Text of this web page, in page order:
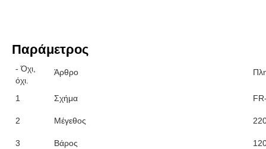
Παράμετρος
- Όχι,
όχι.
Άρθρο
1 Σχήμα
2 Μέγεθος
3 Βάρος